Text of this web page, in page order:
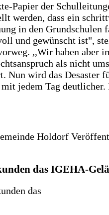
Papier der
werden, dass ein
in den Grundschulen
und gewünscht ist",
,,Wir haben aber
als nicht
Nun wird das Desaster
jedem Tag deutlicher.
Holdorf
das IGEHA-